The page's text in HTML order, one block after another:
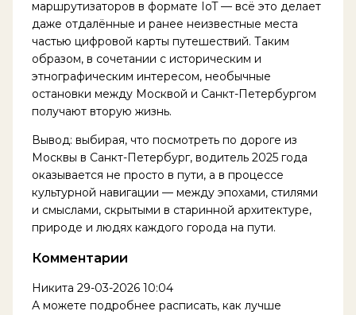
маршрутизаторов в формате IoT — всё это делает
даже отдалённые и ранее неизвестные места
частью цифровой карты путешествий. Таким
образом, в сочетании с историческим и
этнографическим интересом, необычные
остановки между Москвой и Санкт-Петербургом
получают вторую жизнь.
Вывод: выбирая, что посмотреть по дороге из
Москвы в Санкт-Петербург, водитель 2025 года
оказывается не просто в пути, а в процессе
культурной навигации — между эпохами, стилями
и смыслами, скрытыми в старинной архитектуре,
природе и людях каждого города на пути.
Комментарии
Никита 29-03-2026 10:04
А можете подробнее расписать, как лучше